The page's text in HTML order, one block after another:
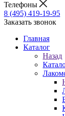
Телефоны
8 (495) 419-19-95
Заказать звонок
Главная
Каталог
Назад